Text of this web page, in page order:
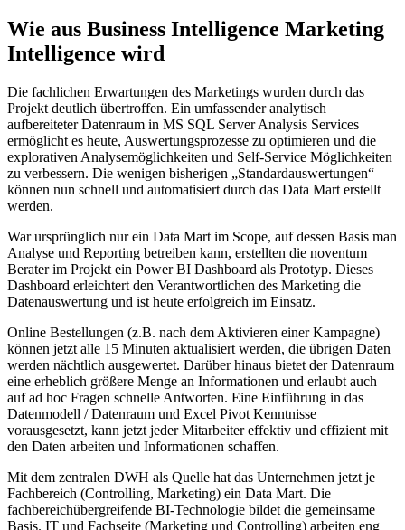
Wie aus Business Intelligence Marketing
Intelligence wird
Die fachlichen Erwartungen des Marketings wurden durch das
Projekt deutlich übertroffen. Ein umfassender analytisch
aufbereiteter Datenraum in MS SQL Server Analysis Services
ermöglicht es heute, Auswertungsprozesse zu optimieren und die
explorativen Analysemöglichkeiten und Self-Service Möglichkeiten
zu verbessern. Die wenigen bisherigen „Standardauswertungen“
können nun schnell und automatisiert durch das Data Mart erstellt
werden.
War ursprünglich nur ein Data Mart im Scope, auf dessen Basis man
Analyse und Reporting betreiben kann, erstellten die noventum
Berater im Projekt ein Power BI Dashboard als Prototyp. Dieses
Dashboard erleichtert den Verantwortlichen des Marketing die
Datenauswertung und ist heute erfolgreich im Einsatz.
Online Bestellungen (z.B. nach dem Aktivieren einer Kampagne)
können jetzt alle 15 Minuten aktualisiert werden, die übrigen Daten
werden nächtlich ausgewertet. Darüber hinaus bietet der Datenraum
eine erheblich größere Menge an Informationen und erlaubt auch
auf ad hoc Fragen schnelle Antworten. Eine Einführung in das
Datenmodell / Datenraum und Excel Pivot Kenntnisse
vorausgesetzt, kann jetzt jeder Mitarbeiter effektiv und effizient mit
den Daten arbeiten und Informationen schaffen.
Mit dem zentralen DWH als Quelle hat das Unternehmen jetzt je
Fachbereich (Controlling, Marketing) ein Data Mart. Die
fachbereichübergreifende BI-Technologie bildet die gemeinsame
Basis. IT und Fachseite (Marketing und Controlling) arbeiten eng